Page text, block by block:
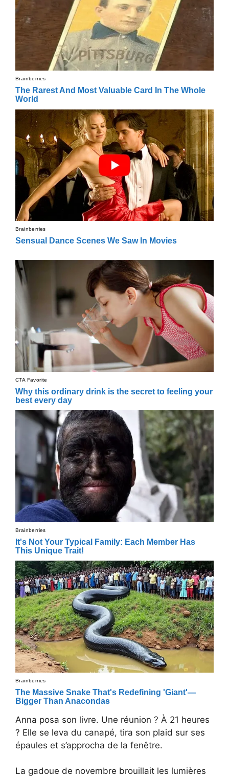
Anna posa son livre. Une réunion ? À 21 heures
? Elle se leva du canapé, tira son plaid sur ses
épaules et s’approcha de la fenêtre.
La gadoue de novembre brouillait les lumières